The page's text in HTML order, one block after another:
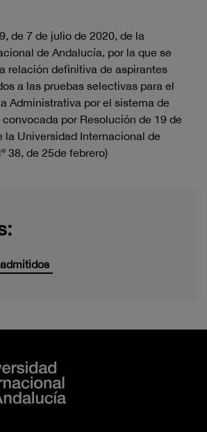
de 7 de julio de 2020, de la
de Andalucía, por la que se
relación definitiva de aspirantes
a las pruebas selectivas para el
Administrativa por el sistema de
por Resolución de 19 de
la Universidad Internacional de
38, de 25de febrero)